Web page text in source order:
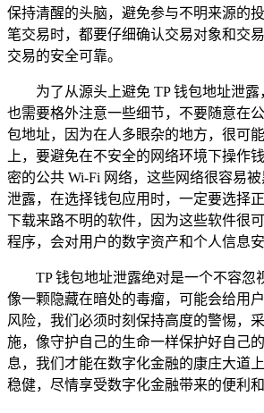
保持清醒的头脑，避免参与不明来源的
笔交易时，都要仔细确认交易对象和交
交易的安全可靠。
为了从源头上避免 TP 钱包地址泄
也需要格外注意一些细节，不要随意在
包地址，因为在人多眼杂的地方，很可
上，要避免在不安全的网络环境下操作
密的公共 Wi-Fi 网络，这些网络很容易
泄露，在选择钱包应用时，一定要选择
下载来路不明的软件，因为这些软件很
程序，会对用户的数字资产和个人信息
TP 钱包地址泄露绝对是一个不容忽
像一颗隐藏在暗处的毒瘤，可能会给用
风险，我们必须时刻保持高度的警惕，
施，像守护自己的生命一样保护好自己
息，我们才能在数字化金融的康庄大道
稳健，尽情享受数字化金融带来的便利和